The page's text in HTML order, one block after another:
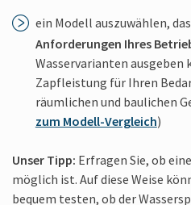
ein Modell auszuwählen,
Anforderungen Ihres
Wasservarianten ausgeben
Zapfleistung für Ihren
räumlichen und baulichen
zum Modell-Vergleich)
Unser Tipp: Erfragen Sie, ob
möglich ist. Auf diese Weise
bequem testen, ob der